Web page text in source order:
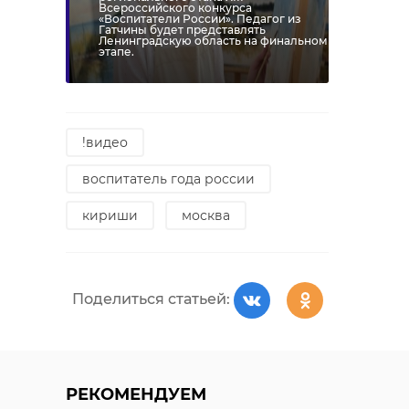
Всероссийского конкурса
«Воспитатели России». Педагог из
Гатчины будет представлять
Ленинградскую область на финальном
этапе.
!видео
воспитатель года россии
кириши москва
Поделиться статьей:
РЕКОМЕНДУЕМ
Поделиться статьей: